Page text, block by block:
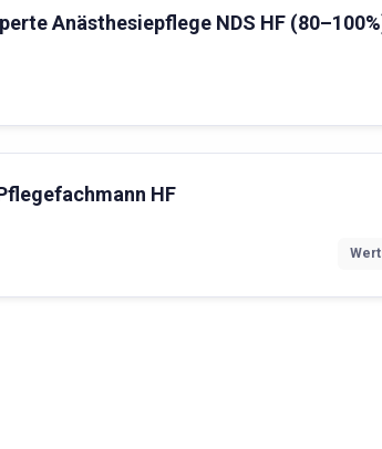
Anästhesiepflege NDS HF
HF